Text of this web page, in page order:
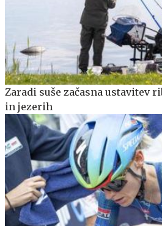
Zaradi suše začasna ustavitev
in jezerih